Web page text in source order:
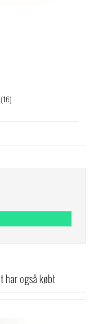
har også købt